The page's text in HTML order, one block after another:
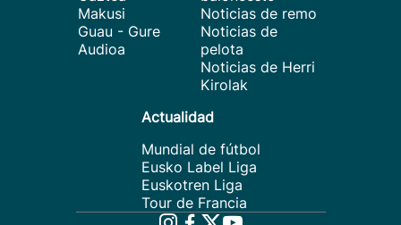
Makusi
Guau - Gure
Audioa
Noticias de remo
Noticias de
pelota
Noticias de Herri
Kirolak
Actualidad
Mundial de fútbol
Eusko Label Liga
Euskotren Liga
Tour de Francia